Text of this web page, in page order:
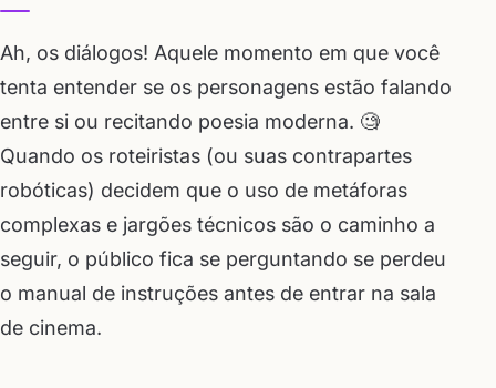
Ah, os diálogos! Aquele momento em que você
tenta entender se os personagens estão falando
entre si ou recitando poesia moderna. 🧐
Quando os roteiristas (ou suas contrapartes
robóticas) decidem que o uso de metáforas
complexas e jargões técnicos são o caminho a
seguir, o público fica se perguntando se perdeu
o manual de instruções antes de entrar na sala
de cinema.